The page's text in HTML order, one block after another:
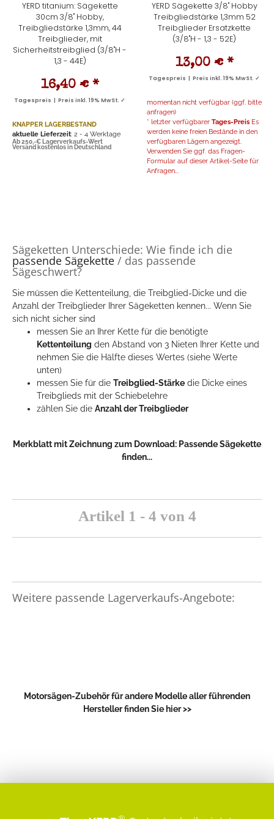
YERD titanium: Sägekette
30cm 3/8" Hobby,
Treibgliedstärke 1,3mm, 44
Treibglieder, mit
Sicherheitstreibglied (3/8"H -
1,3 - 44E)
16,40 € *
Tagespreis | Preis inkl. 19% MwSt. ✓
KNAPPER LAGERBESTAND
aktuelle Lieferzeit: 2 - 4 Werktage
Ab 250,-€ Lagerverkaufs-Wert
Versand kostenlos in Deutschland
YERD Sägekette 3/8" Hobby
Treibgliedstärke 1,3mm 52
Treibglieder Ersatzkette
(3/8"H - 1,3 - 52E)
13,00 € *
Tagespreis | Preis inkl. 19% MwSt. ✓
momentan nicht verfügbar (ggf. bitte
anfragen)
* letzter verfügbarer Tages-Preis Es
werden keine freien Bestände in den
verfügbaren Lägern angezeigt.
Verwenden Sie ggf. das Fragen-
Formular auf dieser Artikel-Seite für
Anfragen...
Sägeketten Unterschiede: Wie finde ich die
passende Sägekette / das passende
Sägeschwert?
Sie müssen die Kettenteilung, die Treibglied-Dicke und die
Anzahl der Treibglieder Ihrer Sägeketten kennen... Wenn Sie
sich nicht sicher sind
messen Sie an Ihrer Kette für die benötigte
Kettenteilung den Abstand von 3 Nieten Ihrer Kette und
nehmen Sie die Hälfte dieses Wertes (siehe Werte
unten)
messen Sie für die Treibglied-Stärke die Dicke eines
Treibglieds mit der Schiebelehre
zählen Sie die Anzahl der Treibglieder
Merkblatt mit Zeichnung zum Download: Passende Sägekette
finden...
Artikel 1 - 4 von 4
Weitere passende Lagerverkaufs-Angebote:
Motorsägen-Zubehör für andere Modelle aller führenden
Hersteller finden Sie hier >>